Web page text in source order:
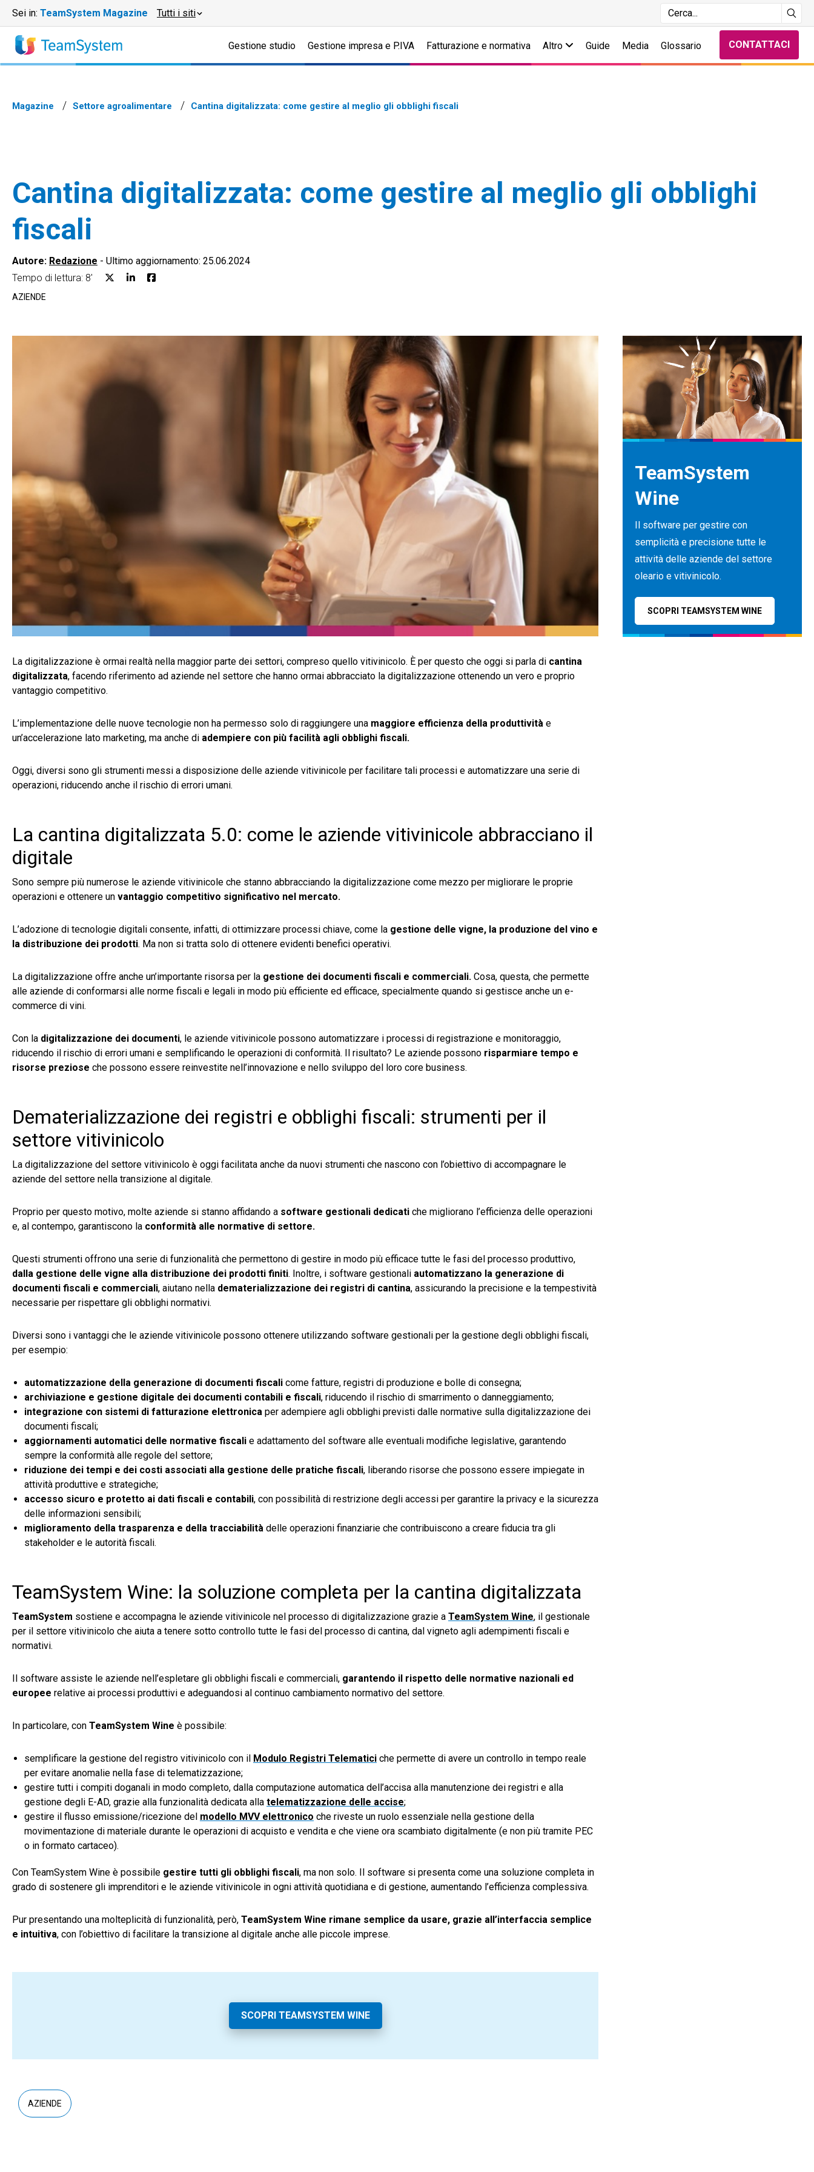
Sei in: TeamSystem Magazine Tutti i siti
Gestione studio Gestione impresa e P.IVA Fatturazione e normativa Altro Guide Media Glossario CONTATTACI
Magazine Settore agroalimentare Cantina digitalizzata: come gestire al meglio gli obblighi fiscali
Cantina digitalizzata: come gestire al meglio gli obblighi
fiscali
Autore: Redazione - Ultimo aggiornamento: 25.06.2024
Tempo di lettura: 8'
AZIENDE
La digitalizzazione è ormai realtà nella maggior parte dei settori, compreso quello vitivinicolo. È per questo che oggi si parla di cantina
digitalizzata, facendo riferimento ad aziende nel settore che hanno ormai abbracciato la digitalizzazione ottenendo un vero e proprio
vantaggio competitivo.
L’implementazione delle nuove tecnologie non ha permesso solo di raggiungere una maggiore efficienza della produttività e
un’accelerazione lato marketing, ma anche di adempiere con più facilità agli obblighi fiscali.
Oggi, diversi sono gli strumenti messi a disposizione delle aziende vitivinicole per facilitare tali processi e automatizzare una serie di
operazioni, riducendo anche il rischio di errori umani.
La cantina digitalizzata 5.0: come le aziende vitivinicole abbracciano il
digitale
Sono sempre più numerose le aziende vitivinicole che stanno abbracciando la digitalizzazione come mezzo per migliorare le proprie
operazioni e ottenere un vantaggio competitivo significativo nel mercato.
L’adozione di tecnologie digitali consente, infatti, di ottimizzare processi chiave, come la gestione delle vigne, la produzione del vino e
la distribuzione dei prodotti. Ma non si tratta solo di ottenere evidenti benefici operativi.
La digitalizzazione offre anche un’importante risorsa per la gestione dei documenti fiscali e commerciali. Cosa, questa, che permette
alle aziende di conformarsi alle norme fiscali e legali in modo più efficiente ed efficace, specialmente quando si gestisce anche un e-
commerce di vini.
Con la digitalizzazione dei documenti, le aziende vitivinicole possono automatizzare i processi di registrazione e monitoraggio,
riducendo il rischio di errori umani e semplificando le operazioni di conformità. Il risultato? Le aziende possono risparmiare tempo e
risorse preziose che possono essere reinvestite nell’innovazione e nello sviluppo del loro core business.
Dematerializzazione dei registri e obblighi fiscali: strumenti per il
settore vitivinicolo
La digitalizzazione del settore vitivinicolo è oggi facilitata anche da nuovi strumenti che nascono con l’obiettivo di accompagnare le
aziende del settore nella transizione al digitale.
Proprio per questo motivo, molte aziende si stanno affidando a software gestionali dedicati che migliorano l’efficienza delle operazioni
e, al contempo, garantiscono la conformità alle normative di settore.
Questi strumenti offrono una serie di funzionalità che permettono di gestire in modo più efficace tutte le fasi del processo produttivo,
dalla gestione delle vigne alla distribuzione dei prodotti finiti. Inoltre, i software gestionali automatizzano la generazione di
documenti fiscali e commerciali, aiutano nella dematerializzazione dei registri di cantina, assicurando la precisione e la tempestività
necessarie per rispettare gli obblighi normativi.
Diversi sono i vantaggi che le aziende vitivinicole possono ottenere utilizzando software gestionali per la gestione degli obblighi fiscali,
per esempio:
automatizzazione della generazione di documenti fiscali come fatture, registri di produzione e bolle di consegna;
archiviazione e gestione digitale dei documenti contabili e fiscali, riducendo il rischio di smarrimento o danneggiamento;
integrazione con sistemi di fatturazione elettronica per adempiere agli obblighi previsti dalle normative sulla digitalizzazione dei
documenti fiscali;
aggiornamenti automatici delle normative fiscali e adattamento del software alle eventuali modifiche legislative, garantendo
sempre la conformità alle regole del settore;
riduzione dei tempi e dei costi associati alla gestione delle pratiche fiscali, liberando risorse che possono essere impiegate in
attività produttive e strategiche;
accesso sicuro e protetto ai dati fiscali e contabili, con possibilità di restrizione degli accessi per garantire la privacy e la sicurezza
delle informazioni sensibili;
miglioramento della trasparenza e della tracciabilità delle operazioni finanziarie che contribuiscono a creare fiducia tra gli
stakeholder e le autorità fiscali.
TeamSystem Wine: la soluzione completa per la cantina digitalizzata
TeamSystem sostiene e accompagna le aziende vitivinicole nel processo di digitalizzazione grazie a TeamSystem Wine, il gestionale
per il settore vitivinicolo che aiuta a tenere sotto controllo tutte le fasi del processo di cantina, dal vigneto agli adempimenti fiscali e
normativi.
Il software assiste le aziende nell’espletare gli obblighi fiscali e commerciali, garantendo il rispetto delle normative nazionali ed
europee relative ai processi produttivi e adeguandosi al continuo cambiamento normativo del settore.
In particolare, con TeamSystem Wine è possibile:
semplificare la gestione del registro vitivinicolo con il Modulo Registri Telematici che permette di avere un controllo in tempo reale
per evitare anomalie nella fase di telematizzazione;
gestire tutti i compiti doganali in modo completo, dalla computazione automatica dell’accisa alla manutenzione dei registri e alla
gestione degli E-AD, grazie alla funzionalità dedicata alla telematizzazione delle accise;
gestire il flusso emissione/ricezione del modello MVV elettronico che riveste un ruolo essenziale nella gestione della
movimentazione di materiale durante le operazioni di acquisto e vendita e che viene ora scambiato digitalmente (e non più tramite PEC
o in formato cartaceo).
Con TeamSystem Wine è possibile gestire tutti gli obblighi fiscali, ma non solo. Il software si presenta come una soluzione completa in
grado di sostenere gli imprenditori e le aziende vitivinicole in ogni attività quotidiana e di gestione, aumentando l’efficienza complessiva.
Pur presentando una molteplicità di funzionalità, però, TeamSystem Wine rimane semplice da usare, grazie all’interfaccia semplice
e intuitiva, con l’obiettivo di facilitare la transizione al digitale anche alle piccole imprese.
SCOPRI TEAMSYSTEM WINE
AZIENDE
TeamSystem
Wine
Il software per gestire con
semplicità e precisione tutte le
attività delle aziende del settore
oleario e vitivinicolo.
SCOPRI TEAMSYSTEM WINE